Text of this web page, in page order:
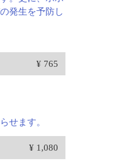
発生を予防し
¥ 765
せます。
¥ 1,080